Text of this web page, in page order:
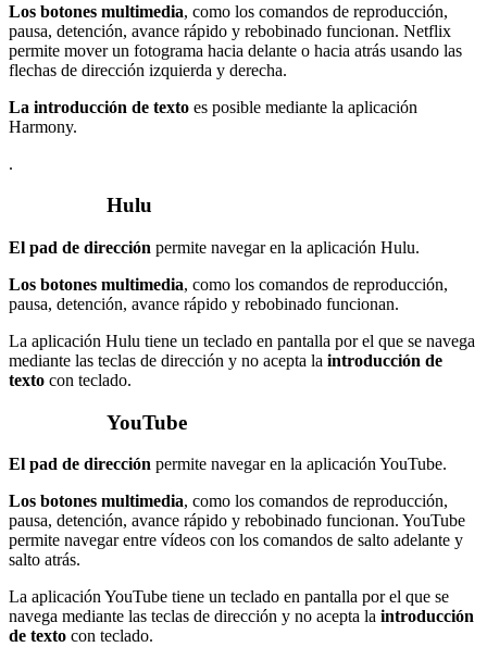
Los botones multimedia, como los comandos de reproducción,
pausa, detención, avance rápido y rebobinado funcionan. Netflix
permite mover un fotograma hacia delante o hacia atrás usando las
flechas de dirección izquierda y derecha.
La introducción de texto es posible mediante la aplicación
Harmony.
.
Hulu
El pad de dirección permite navegar en la aplicación Hulu.
Los botones multimedia, como los comandos de reproducción,
pausa, detención, avance rápido y rebobinado funcionan.
La aplicación Hulu tiene un teclado en pantalla por el que se navega
mediante las teclas de dirección y no acepta la introducción de
texto con teclado.
YouTube
El pad de dirección permite navegar en la aplicación YouTube.
Los botones multimedia, como los comandos de reproducción,
pausa, detención, avance rápido y rebobinado funcionan. YouTube
permite navegar entre vídeos con los comandos de salto adelante y
salto atrás.
La aplicación YouTube tiene un teclado en pantalla por el que se
navega mediante las teclas de dirección y no acepta la introducción
de texto con teclado.